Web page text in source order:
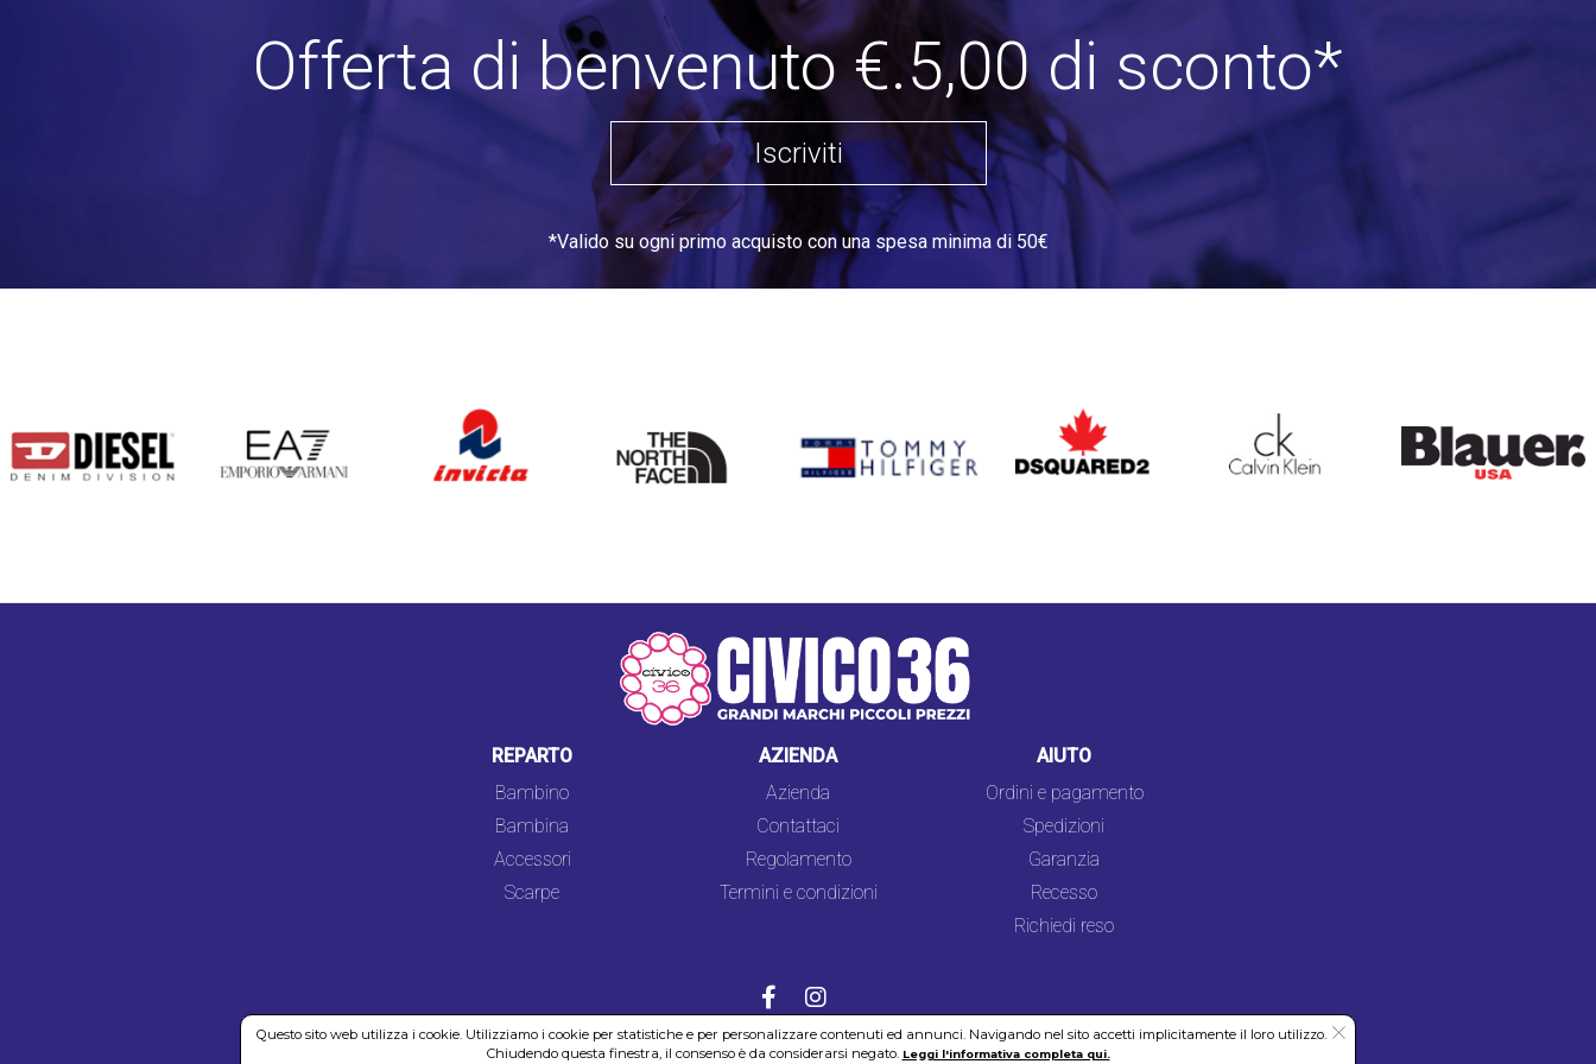
Offerta di benvenuto €.5,00 di sconto*
Iscriviti
*Valido su ogni primo acquisto con una spesa minima di 50€
INVICTA
NORTH
FACE
DSQUARED2 CALVIN KLEIN
REPARTO
Bambino
Bambina
Accessori
Scarpe
AZIENDA
Azienda
Contattaci
Regolamento
Termini e condizioni
AIUTO
Ordini e pagamento
Spedizioni
Garanzia
Recesso
Richiedi reso
COOKIES SICUREZZA PRIVACY
Questo sito web utilizza i cookie. Utilizziamo i cookie per statistiche e per personalizzare contenuti ed annunci. Navigando nel sito accetti implicitamente il loro utilizzo.
Chiudendo questa finestra, il consenso è da considerarsi negato. Leggi l'informativa completa qui.